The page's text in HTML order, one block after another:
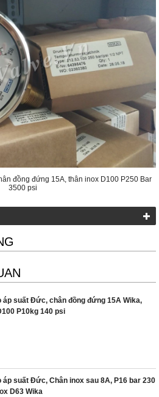
đồng đứng 15A, thân inox D100 P250 Bar
3500 psi
áp suất Đức, chân đồng đứng 15A Wika,
P10kg 140 psi
áp suất Đức, Chân inox sau 8A, P16 bar 230
D63 Wika